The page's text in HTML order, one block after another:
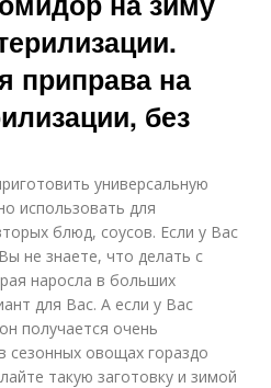
приправа на
без
универсальную
использовать для
блюд, соусов. Если у Вас
не знаете, что делать с
наросла в больших
для Вас. А если у Вас
получается очень
сезонных овощах гораздо
такую заготовку и зимой